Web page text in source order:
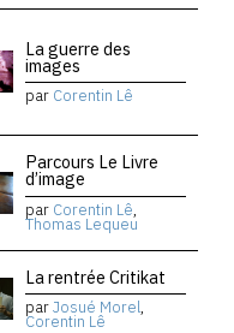
La guerre des
images
par Corentin Lê
Parcours Le Livre
d’image
par Corentin Lê,
Thomas Lequeu
La rentrée Critikat
parJosué Morel,
Corentin Lê